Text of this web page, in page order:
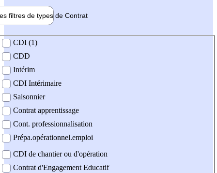
filtres de types de Contrat
contrat
CDI (1)
CDD
Intérim
CDI Intérimaire
Saisonnier
Contrat apprentissage
Cont. professionnalisation
Prépa.opérationnel.emploi
CDI de chantier ou d'opération
Contrat d'Engagement Educatif